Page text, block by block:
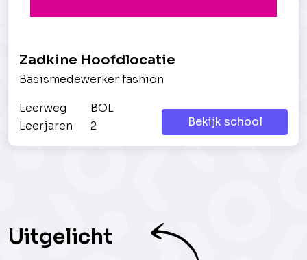
Zadkine Hoofdlocatie
Basismedewerker fashion
Leerweg
BOL
Leerjaren
2 Bekijk school
Uitgelicht